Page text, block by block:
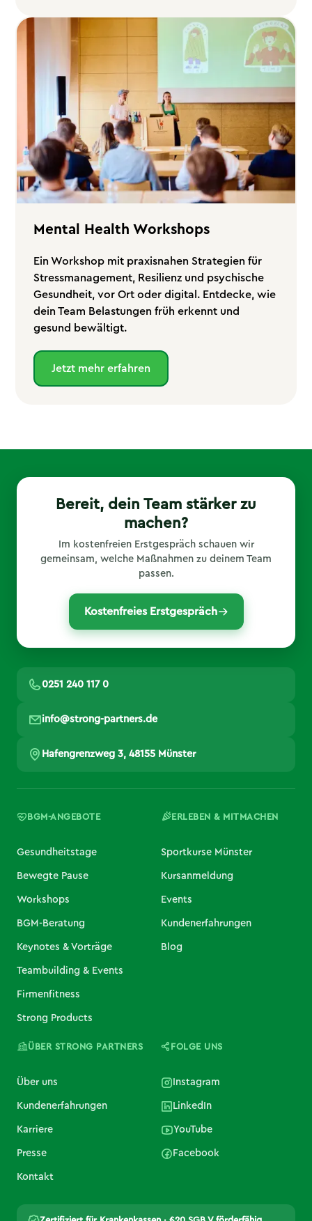
Mental Health Workshops
Ein Workshop mit praxisnahen Strategien für
Stressmanagement, Resilienz und psychische
Gesundheit, vor Ort oder digital. Entdecke, wie
dein Team Belastungen früh erkennt und
gesund bewältigt.
Jetzt mehr erfahren
Bereit, dein Team stärker zu
machen?
Im kostenfreien Erstgespräch schauen wir
gemeinsam, welche Maßnahmen zu deinem Team
passen.
Kostenfreies Erstgespräch
0251 240 117 0
info@strong-partners.de
Hafengrenzweg 3, 48155 Münster
BGM-ANGEBOTE
Gesundheitstage
Bewegte Pause
Workshops
BGM-Beratung
Keynotes & Vorträge
Teambuilding & Events
Firmenfitness
Strong Products
ERLEBEN & MITMACHEN
Sportkurse Münster
Kursanmeldung
Events
Kundenerfahrungen
Blog
ÜBER STRONG PARTNERS
Über uns
Kundenerfahrungen
Karriere
Presse
Kontakt
FOLGE UNS
Instagram
LinkedIn
YouTube
Facebook